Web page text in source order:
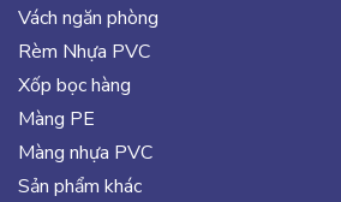
Vách ngăn phòng
Rèm Nhựa PVC
Xốp bọc hàng
Màng PE
Màng nhựa PVC
Sản phẩm khác